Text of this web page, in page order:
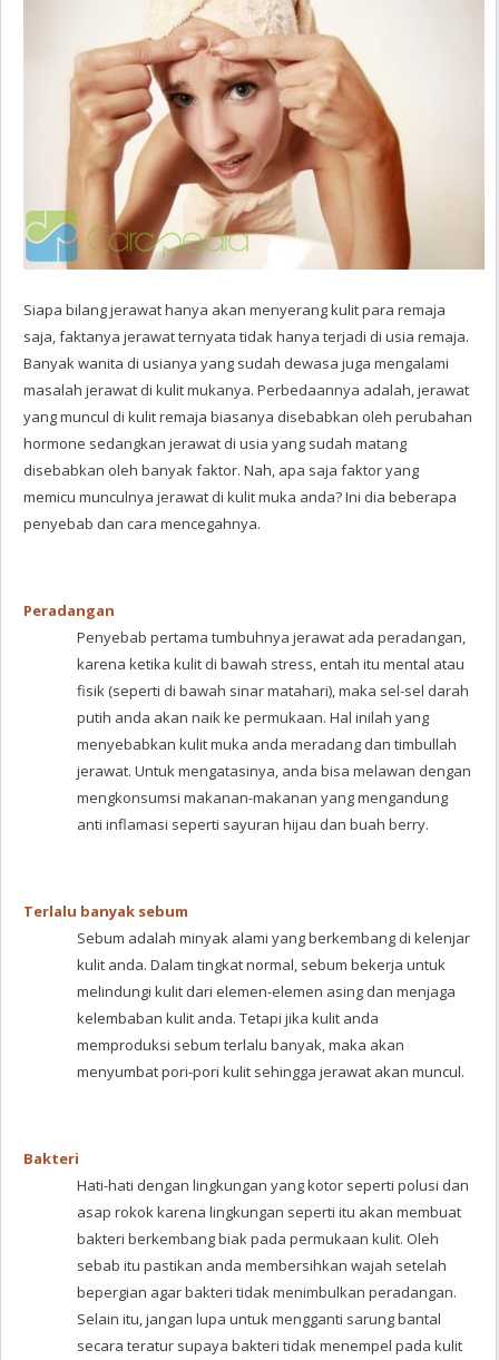
Siapa bilang jerawat hanya akan menyerang kulit para remaja
saja, faktanya jerawat ternyata tidak hanya terjadi di usia remaja.
Banyak wanita di usianya yang sudah dewasa juga mengalami
masalah jerawat di kulit mukanya. Perbedaannya adalah, jerawat
yang muncul di kulit remaja biasanya disebabkan oleh perubahan
hormone sedangkan jerawat di usia yang sudah matang
disebabkan oleh banyak faktor. Nah, apa saja faktor yang
memicu munculnya jerawat di kulit muka anda? Ini dia beberapa
penyebab dan cara mencegahnya.
Peradangan
Penyebab pertama tumbuhnya jerawat ada peradangan,
karena ketika kulit di bawah stress, entah itu mental atau
fisik (seperti di bawah sinar matahari), maka sel-sel darah
putih anda akan naik ke permukaan. Hal inilah yang
menyebabkan kulit muka anda meradang dan timbullah
jerawat. Untuk mengatasinya, anda bisa melawan dengan
mengkonsumsi makanan-makanan yang mengandung
anti inflamasi seperti sayuran hijau dan buah berry.
Terlalu banyak sebum
Sebum adalah minyak alami yang berkembang di kelenjar
kulit anda. Dalam tingkat normal, sebum bekerja untuk
melindungi kulit dari elemen-elemen asing dan menjaga
kelembaban kulit anda. Tetapi jika kulit anda
memproduksi sebum terlalu banyak, maka akan
menyumbat pori-pori kulit sehingga jerawat akan muncul.
Bakteri
Hati-hati dengan lingkungan yang kotor seperti polusi dan
asap rokok karena lingkungan seperti itu akan membuat
bakteri berkembang biak pada permukaan kulit. Oleh
sebab itu pastikan anda membersihkan wajah setelah
bepergian agar bakteri tidak menimbulkan peradangan.
Selain itu, jangan lupa untuk mengganti sarung bantal
secara teratur supaya bakteri tidak menempel pada kulit